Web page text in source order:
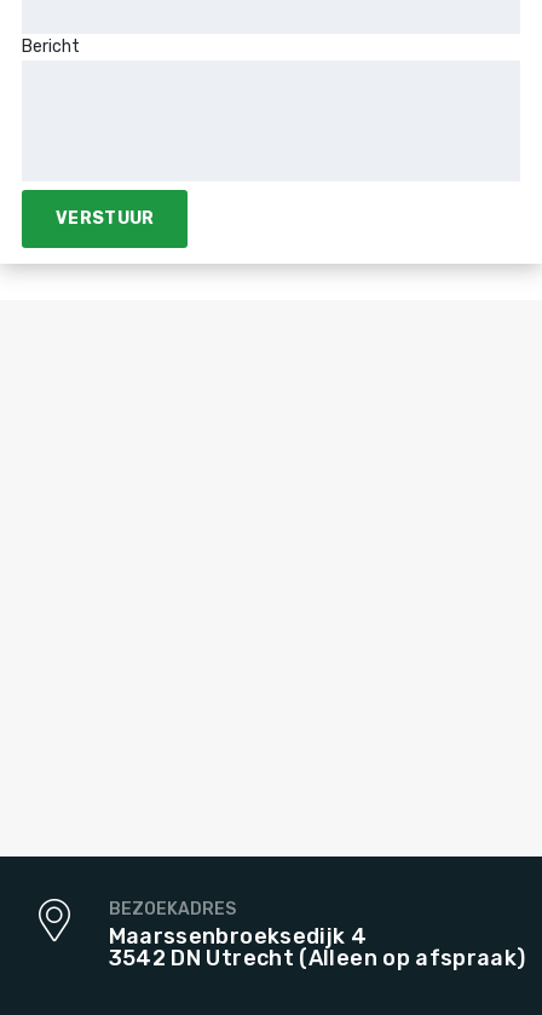
Bericht
BEZOEKADRES
Maarssenbroeksedijk 4
3542 DN Utrecht (Alleen op afspraak)